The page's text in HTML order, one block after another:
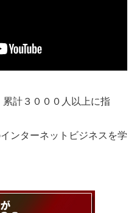
計３０００人以上に指
ンターネットビジネスを学